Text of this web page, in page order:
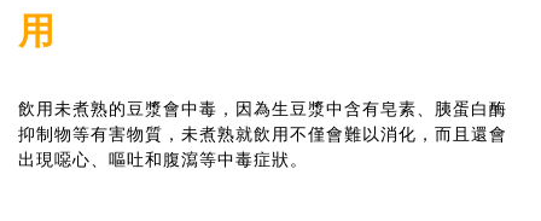
用
飲用未煮熟的豆漿會中毒，因為生豆漿中含有皂素、胰蛋白酶
抑制物等有害物質，未煮熟就飲用不僅會難以消化，而且還會
出現噁心、嘔吐和腹瀉等中毒症狀。